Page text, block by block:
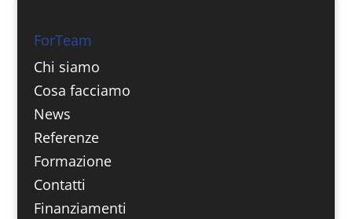
ForTeam
Chi siamo
Cosa facciamo
News
Referenze
Formazione
Contatti
Finanziamenti